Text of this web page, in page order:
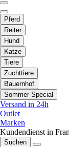
Pferd
Reiter
Hund
Katze
Tiere
Zuchttiere
Bauernhof
Sommer-Special
Versand in 24h
Outlet
Marken
Kundendienst in
Suchen